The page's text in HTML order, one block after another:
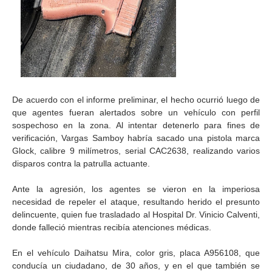
De acuerdo con el informe preliminar, el hecho ocurrió luego de
que agentes fueran alertados sobre un vehículo con perfil
sospechoso en la zona. Al intentar detenerlo para fines de
verificación, Vargas Samboy habría sacado una pistola marca
Glock, calibre 9 milímetros, serial CAC2638, realizando varios
disparos contra la patrulla actuante.
Ante la agresión, los agentes se vieron en la imperiosa
necesidad de repeler el ataque, resultando herido el presunto
delincuente, quien fue trasladado al Hospital Dr. Vinicio Calventi,
donde falleció mientras recibía atenciones médicas.
En el vehículo Daihatsu Mira, color gris, placa A956108, que
conducía un ciudadano, de 30 años, y en el que también se